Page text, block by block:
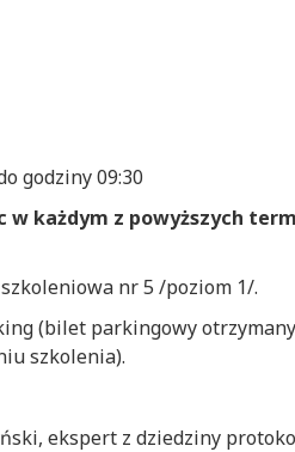
godziny 09:30
w każdym z powyższych
nr 5 /poziom 1/.
(bilet parkingowy
szkolenia).
ekspert z dziedziny